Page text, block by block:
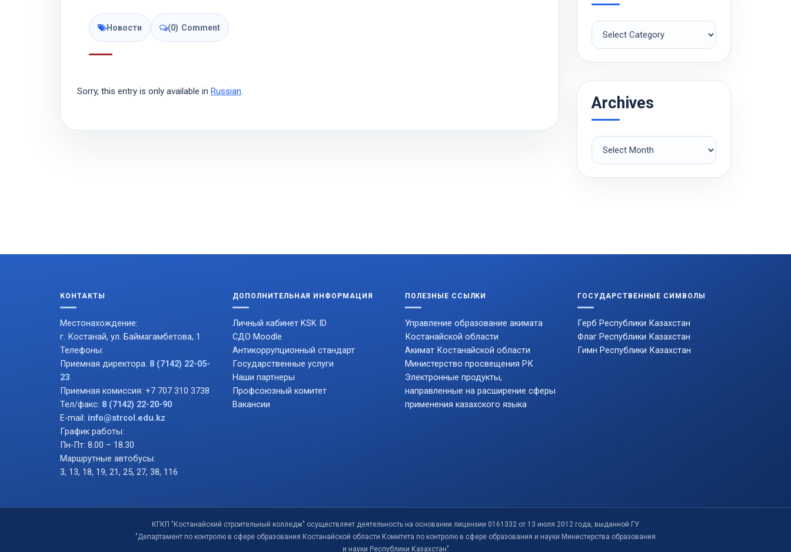
Новости (0) Comment
Sorry, this entry is only available in Russian.
Рубрики
Archives
Archives
КОНТАКТЫ
Местонахождение:
г. Костанай, ул. Баймагамбетова, 1
Телефоны:
Приемная директора: 8 (7142) 22-05-
23
Приемная комиссия: +7 707 310 3738
Тел/факс: 8 (7142) 22-20-90
E-mail: info@strcol.edu.kz
График работы:
Пн-Пт: 8.00 – 18.30
Маршрутные автобусы:
3, 13, 18, 19, 21, 25, 27, 38, 116
ДОПОЛНИТЕЛЬНАЯ ИНФОРМАЦИЯ
Личный кабинет KSK ID
СДО Moodle
Антикоррупционный стандарт
Государственные услуги
Наши партнеры
Профсоюзный комитет
Вакансии
ПОЛЕЗНЫЕ ССЫЛКИ
Управление образование акимата
Костанайской области
Акимат Костанайской области
Министерство просвещения РК
Электронные продукты,
направленные на расширение сферы
применения казахского языка
ГОСУДАРСТВЕННЫЕ СИМВОЛЫ
Герб Республики Казахстан
Флаг Республики Казахстан
Гимн Республики Казахстан
КГКП "Костанайский строительный колледж" осуществляет деятельность на основании лицензии 0161332 от 13 июля 2012 года, выданной ГУ
"Департамент по контролю в сфере образования Костанайской области Комитета по контролю в сфере образования и науки Министерства образования
и науки Республики Казахстан"